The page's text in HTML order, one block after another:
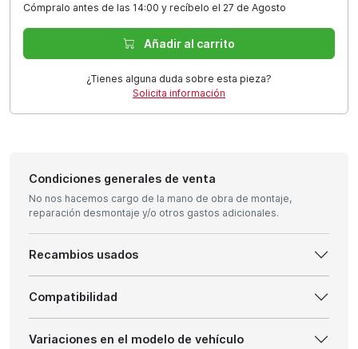
Cómpralo antes de las 14:00 y recíbelo el 27 de Agosto
Añadir al carrito
¿Tienes alguna duda sobre esta pieza?
Solicita información
Condiciones generales de venta
No nos hacemos cargo de la mano de obra de montaje,
reparación desmontaje y/o otros gastos adicionales.
Recambios usados
Compatibilidad
Variaciones en el modelo de vehículo